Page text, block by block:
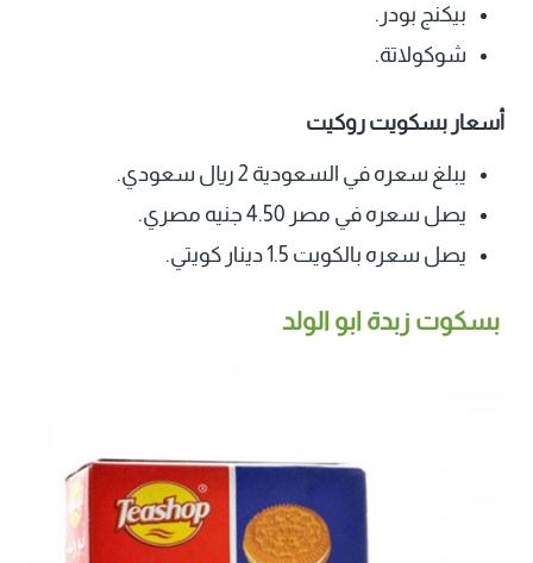
بيكنج بودر.
شوكولاتة.
أسعار بسكويت روكيت
يبلغ سعره في السعودية 2 ريال سعودي.
يصل سعره في مصر 4.50 جنيه مصري.
يصل سعره بالكويت 1.5 دينار كويتي.
بسكوت زبدة ابو الولد